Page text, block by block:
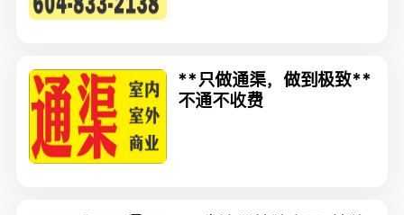
**只做通渠，做到极致**
不通不收费